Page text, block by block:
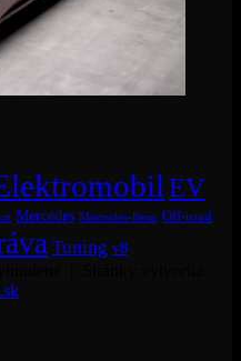
EV
Mercedes Mercedes-Benz Off-road
Tuning v8